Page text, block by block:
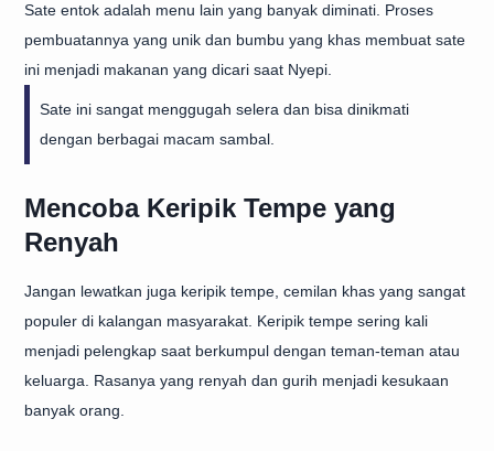
Sate entok adalah menu lain yang banyak diminati. Proses
pembuatannya yang unik dan bumbu yang khas membuat sate
ini menjadi makanan yang dicari saat Nyepi.
Sate ini sangat menggugah selera dan bisa dinikmati
dengan berbagai macam sambal.
Mencoba Keripik Tempe yang
Renyah
Jangan lewatkan juga keripik tempe, cemilan khas yang sangat
populer di kalangan masyarakat. Keripik tempe sering kali
menjadi pelengkap saat berkumpul dengan teman-teman atau
keluarga. Rasanya yang renyah dan gurih menjadi kesukaan
banyak orang.